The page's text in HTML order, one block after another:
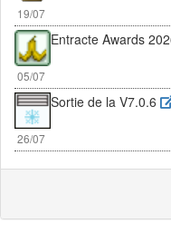
19/07
05/07
Entracte Awards
26/07
Sortie de la V7.0.6